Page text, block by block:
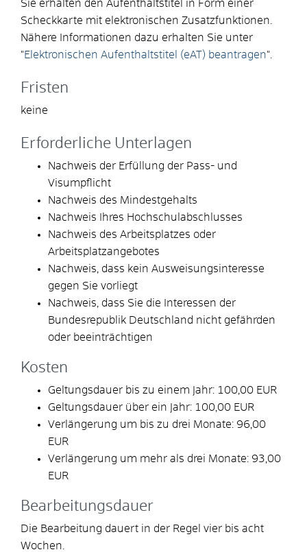
Sie erhalten den Aufenthaltstitel in Form einer
Scheckkarte mit elektronischen Zusatzfunktionen.
Nähere Informationen dazu erhalten Sie unter
"Elektronischen Aufenthaltstitel (eAT) beantragen".
Fristen
keine
Erforderliche Unterlagen
Nachweis der Erfüllung der Pass- und
Visumpflicht
Nachweis des Mindestgehalts
Nachweis Ihres Hochschulabschlusses
Nachweis des Arbeitsplatzes oder
Arbeitsplatzangebotes
Nachweis, dass kein Ausweisungsinteresse
gegen Sie vorliegt
Nachweis, dass Sie die Interessen der
Bundesrepublik Deutschland nicht gefährden
oder beeinträchtigen
Kosten
Geltungsdauer bis zu einem Jahr: 100,00 EUR
Geltungsdauer über ein Jahr: 100,00 EUR
Verlängerung um bis zu drei Monate: 96,00
EUR
Verlängerung um mehr als drei Monate: 93,00
EUR
Bearbeitungsdauer
Die Bearbeitung dauert in der Regel vier bis acht
Wochen.